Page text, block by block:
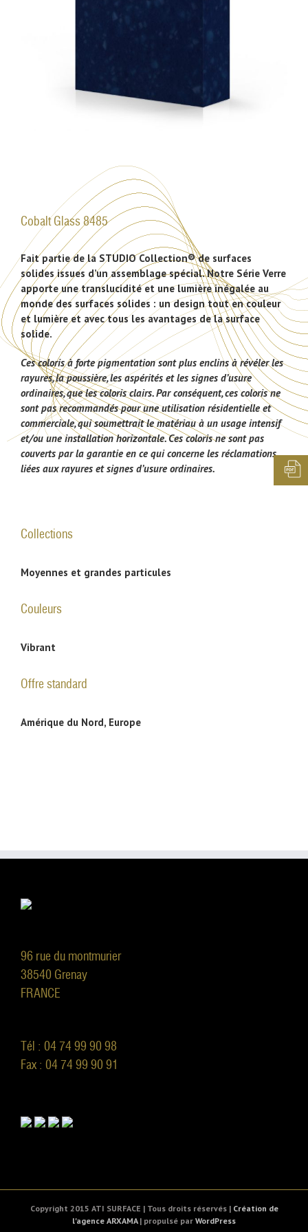
Cobalt Glass 8485
Fait partie de la STUDIO Collection® de surfaces
solides issues d’un assemblage spécial. Notre Série Verre
apporte une translucidité et une lumière inégalée au
monde des surfaces solides : un design tout en couleur
et lumière et avec tous les avantages de la surface
solide.
Ces coloris à forte pigmentation sont plus enclins à révéler les
rayures, la poussière, les aspérités et les signes d’usure
ordinaires, que les coloris clairs. Par conséquent, ces coloris ne
sont pas recommandés pour une utilisation résidentielle et
commerciale, qui soumettrait le matériau à un usage intensif
et/ou une installation horizontale. Ces coloris ne sont pas
couverts par la garantie en ce qui concerne les réclamations
liées aux rayures et signes d’usure ordinaires.
Collections
Moyennes et grandes particules
Couleurs
Vibrant
Offre standard
Amérique du Nord, Europe
96 rue du montmurier
38540 Grenay
FRANCE
Tél : 04 74 99 90 98
Fax : 04 74 99 90 91
Copyright 2015 ATI SURFACE | Tous droits réservés | Création de
l'agence ARXAMA| propulsé par WordPress